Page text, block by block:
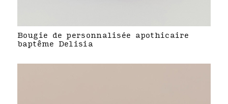
Bougie de personnalisée apothicaire
baptême Delisia